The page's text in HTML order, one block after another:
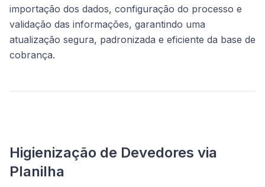
importação dos dados, configuração do processo e
validação das informações, garantindo uma
atualização segura, padronizada e eficiente da base de
cobrança.
Higienização de Devedores via
Planilha